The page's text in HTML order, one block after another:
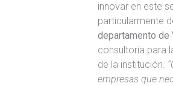
innovar en este
particularmente
departamento de
consultoría para
de la institución.
empresas que